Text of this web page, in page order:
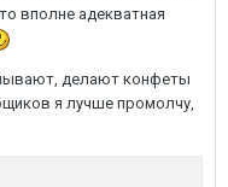
вполне адекватная
делают конфеты
я лучше промолчу,